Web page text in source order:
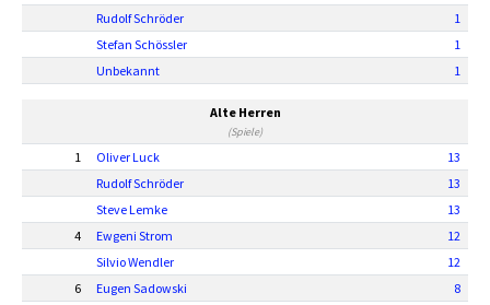
Rudolf Schröder
1
Stefan Schössler
1
Unbekannt
1
Alte Herren
(Spiele)
1 Oliver Luck
13
Rudolf Schröder
13
Steve Lemke
13
4
Ewgeni Strom
12
Silvio Wendler
12
6
Eugen Sadowski
8